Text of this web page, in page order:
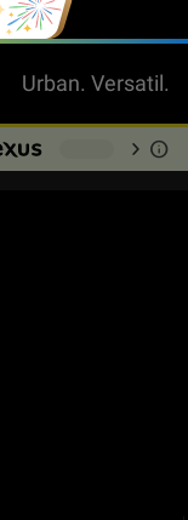
Urban. Versatil.
chevron_right info